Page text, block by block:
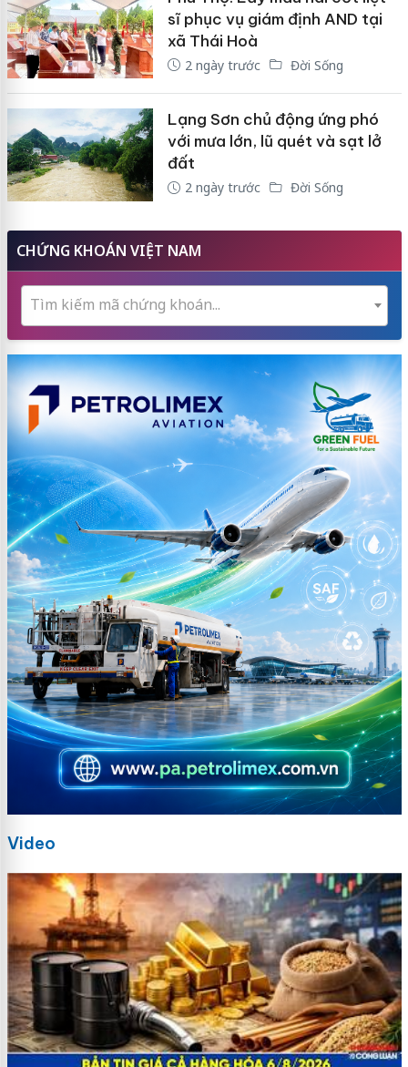
sĩ phục vụ giám định AND tại
xã Thái Hoà
2 ngày trước Đời Sống
Lạng Sơn chủ động ứng phó
với mưa lớn, lũ quét và sạt lở
đất
2 ngày trước Đời Sống
CHỨNG KHOÁN VIỆT NAM
Tìm kiếm mã chứng khoán...
Video